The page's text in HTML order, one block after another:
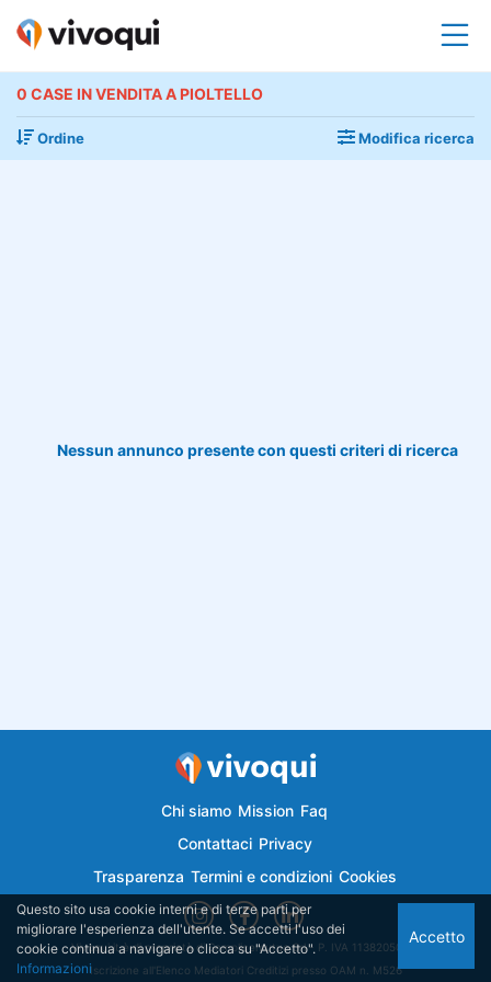
0 CASE IN VENDITA A PIOLTELLO
Ordine Modifica ricerca
Nessun annunco presente con questi criteri di ricerca
Chi siamo Mission Faq
Contattaci Privacy
Trasparenza Termini e condizioni Cookies
Vivoqui.it è di proprietà di Semplicemutuo Srl - P. IVA 11382050018
Iscrizione all'Elenco Mediatori Creditizi presso OAM n. M526
Questo sito usa cookie interni e di terze parti per
migliorare l'esperienza dell'utente. Se accetti l'uso dei
cookie continua a navigare o clicca su "Accetto".
Informazioni
Accetto